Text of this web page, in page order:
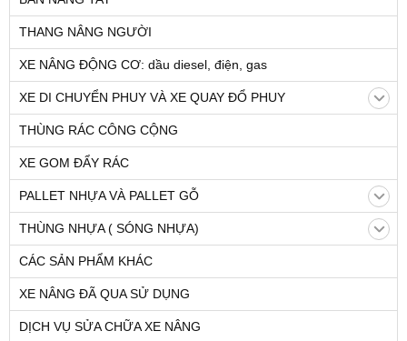
THANG NÂNG NGƯỜI
XE NÂNG ĐỘNG CƠ: dầu diesel, điện, gas
XE DI CHUYỂN PHUY VÀ XE QUAY ĐỔ PHUY
THÙNG RÁC CÔNG CỘNG
XE GOM ĐẨY RÁC
PALLET NHỰA VÀ PALLET GỖ
THÙNG NHỰA ( SÓNG NHỰA)
CÁC SẢN PHẨM KHÁC
XE NÂNG ĐÃ QUA SỬ DỤNG
DỊCH VỤ SỬA CHỮA XE NÂNG